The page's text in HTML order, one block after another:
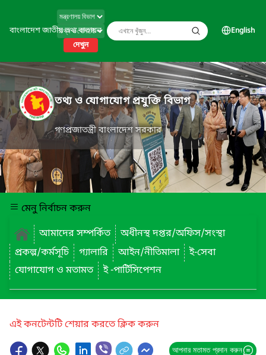
বাংলাদেশ জাতীয় তথ্য বাতায়ন
দেখুন
English
তথ্য ও যোগাযোগ প্রযুক্তি বিভাগ
গণপ্রজাতন্ত্রী বাংলাদেশ সরকার
মেনু নির্বাচন করুন
আমাদের সম্পর্কিত
অধীনস্থ দপ্তর/অফিস/সংস্থা
প্রকল্প/কর্মসূচি
গ্যালারি আইন/নীতিমালা
ই-সেবা
যোগাযোগ ও মতামত
ই -পার্টিসিপেশন
এই কনটেন্টটি শেয়ার করতে ক্লিক করুন
আপনার মতামত প্রদান করুন